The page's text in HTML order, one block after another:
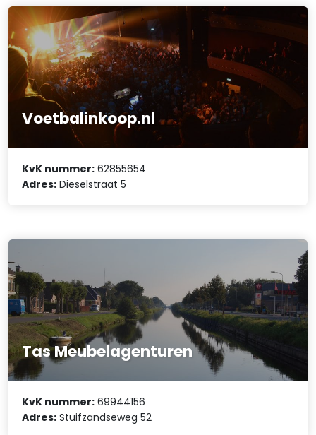
Voetbalinkoop.nl
KvK nummer: 62855654
Adres: Dieselstraat 5
Tas Meubelagenturen
KvK nummer: 69944156
Adres: Stuifzandseweg 52